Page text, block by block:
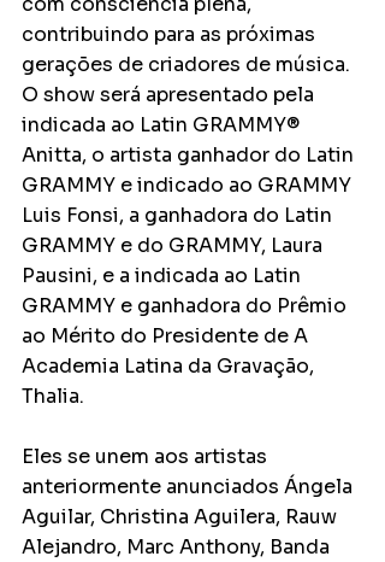
contribuindo para as próximas
gerações de criadores de música.
O show será apresentado pela
indicada ao Latin GRAMMY®
Anitta, o artista ganhador do Latin
GRAMMY e indicado ao GRAMMY
Luis Fonsi, a ganhadora do Latin
GRAMMY e do GRAMMY, Laura
Pausini, e a indicada ao Latin
GRAMMY e ganhadora do Prêmio
ao Mérito do Presidente de A
Academia Latina da Gravação,
Thalia.
Eles se unem aos artistas
anteriormente anunciados Ángela
Aguilar, Christina Aguilera, Rauw
Alejandro, Marc Anthony, Banda